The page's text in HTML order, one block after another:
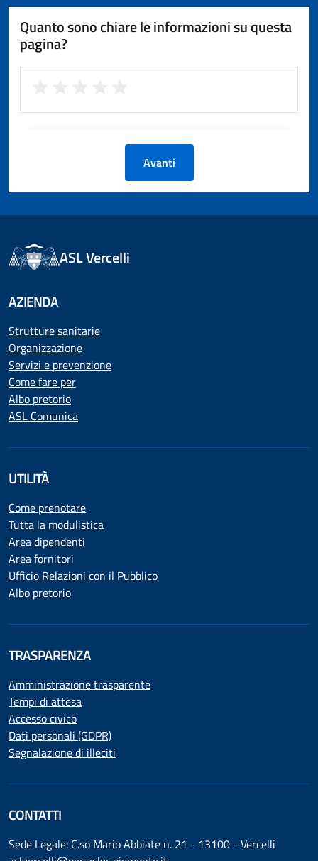
Quanto sono chiare le informazioni su questa
pagina?
Avanti
ASL Vercelli
AZIENDA
Strutture sanitarie
Organizzazione
Servizi e prevenzione
Come fare per
Albo pretorio
ASL Comunica
UTILITÀ
Come prenotare
Tutta la modulistica
Area dipendenti
Area fornitori
Ufficio Relazioni con il Pubblico
Albo pretorio
TRASPARENZA
Amministrazione trasparente
Tempi di attesa
Accesso civico
Dati personali (GDPR)
Segnalazione di illeciti
CONTATTI
Sede Legale: C.so Mario Abbiate n. 21 - 13100 - Vercelli